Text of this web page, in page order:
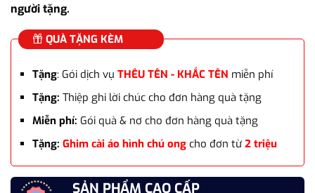
người tặng.
QUÀ TẶNG KÈM
Tặng: Gói dịch vụ THÊU TÊN - KHẮC TÊN miễn phí
Tặng: Thiệp ghi lời chúc cho đơn hàng quà tặng
Miễn phí: Gói quà & nơ cho đơn hàng quà tặng
Tặng: Ghim cài áo hình chú ongcho đơn từ 2 triệu
SẢN PHẨM CAO CẤP